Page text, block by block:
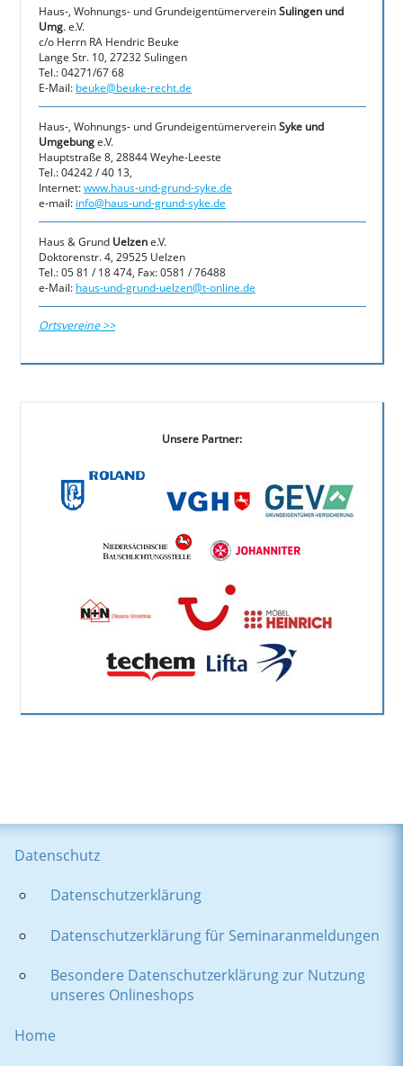
Haus-, Wohnungs- und GrundeigentümervereinSulingen und
Umg. e.V.
c/o Herrn RA Hendric Beuke
Lange Str. 10, 27232 Sulingen
Tel.: 04271/67 68
E-Mail: beuke@beuke-recht.de
Haus-, Wohnungs- und GrundeigentümervereinSyke und
Umgebunge.V.
Hauptstraße 8, 28844 Weyhe-Leeste
Tel.: 04242 / 40 13,
Internet:www.haus-und-grund-syke.de
e-mail: info@haus-und-grund-syke.de
Haus & Grund Uelzene.V.
Doktorenstr. 4, 29525 Uelzen
Tel.: 05 81 / 18 474, Fax: 0581 / 76488
e-Mail: haus-und-grund-uelzen@t-online.de
Ortsvereine >>
Unsere Partner:
Datenschutz
Datenschutzerklärung
Datenschutzerklärung für Seminaranmeldungen
Besondere Datenschutzerklärung zur Nutzung
unseres Onlineshops
Home